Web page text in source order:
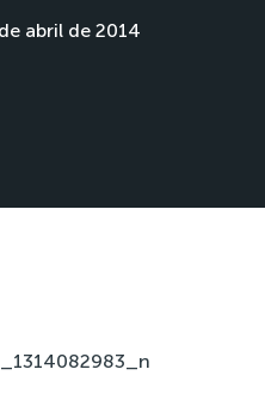
abril de 2014